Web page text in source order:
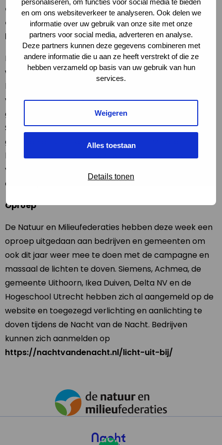
personaliseren, om functies voor social media te bieden
en om ons websiteverkeer te analyseren. Ook delen we
informatie over uw gebruik van onze site met onze
partners voor social media, adverteren en analyse.
Deze partners kunnen deze gegevens combineren met
andere informatie die u aan ze heeft verstrekt of die ze
hebben verzameld op basis van uw gebruik van hun
services.
Weigeren
Alles toestaan
Details tonen
deze week kunnen bedrijven en gemeenten zich
aanmelden op de website
https://nachtvandenacht.nl/licht-uit-bij/.
Nederland is een van de meest verlichte landen ter
wereld. Door spaarzamer en slimmer te verlichten
kan veel geld en energie bespaard worden. Ook heeft
voldoende duisternis een positief effect op de
gezondheid en afweersysteem van mens en dier.
Sinds de komst van elektrisch licht zijn mensen
gemiddeld 1,5 uur korter gaan slapen. Melatonine, een
hormoon dat in het donker wordt aangemaakt
versterkt ons afweersysteem en heeft een remmend
effect op het ontstaan van kanker.
Oproep
De Natuur en Milieufederaties hebben deze week een
oproep uitgedaan aan bedrijven en gemeenten om
ook dit jaar weer mee te doen met de campagne en
massaal de lichten te doven. Siemens, Achmea, de
gemeente Uithoorn, Ikea Duiven, Delta NV en de
Hogeschool Utrecht hebben zich al aangemeld op de
website en toegezegd verlichting en aanlichting te
doven tijdens de Nacht van de Nacht. Bedrijven
kunnen zich aanmelden op
https://nachtvandenacht.nl/licht-uit-bij/